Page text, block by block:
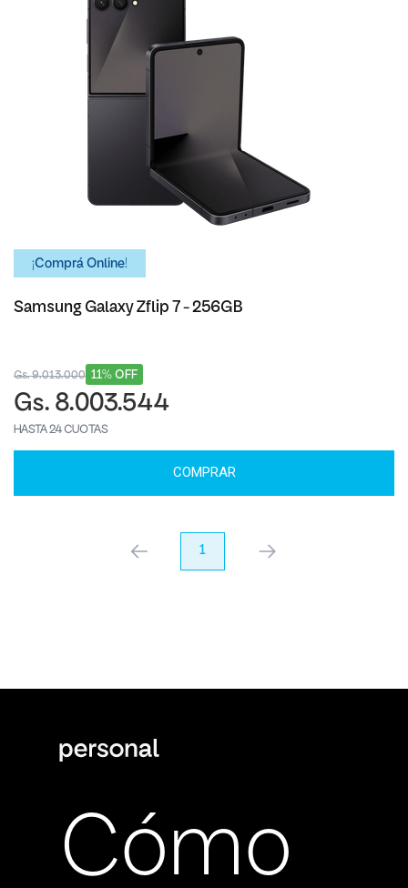
¡Comprá Online!
Samsung Galaxy Zflip 7 - 256GB
11% OFF
Gs. 9.013.000
Gs. 8.003.544
HASTA 24 CUOTAS
COMPRAR
anterior 1 próximo
Cómo